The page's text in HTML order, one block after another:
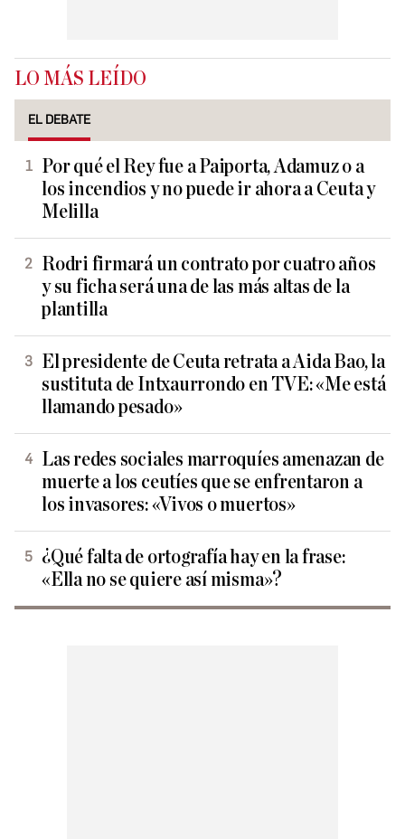
LO MÁS LEÍDO
EL DEBATE
Por qué el Rey fue a Paiporta, Adamuz o a
los incendios y no puede ir ahora a Ceuta y
Melilla
Rodri firmará un contrato por cuatro años
y su ficha será una de las más altas de la
plantilla
El presidente de Ceuta retrata a Aida Bao, la
sustituta de Intxaurrondo en TVE: «Me está
llamando pesado»
Las redes sociales marroquíes amenazan de
muerte a los ceutíes que se enfrentaron a
los invasores: «Vivos o muertos»
¿Qué falta de ortografía hay en la frase:
«Ella no se quiere así misma»?